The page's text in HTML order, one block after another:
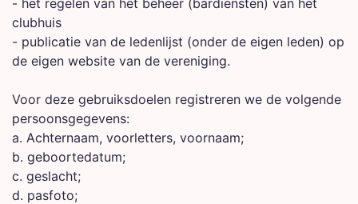
- het regelen van het beheer (bardiensten) van het
clubhuis
- publicatie van de ledenlijst (onder de eigen leden) op
de eigen website van de vereniging.
Voor deze gebruiksdoelen registreren we de volgende
persoonsgegevens:
a. Achternaam, voorletters, voornaam;
b. geboortedatum;
c. geslacht;
d. pasfoto;